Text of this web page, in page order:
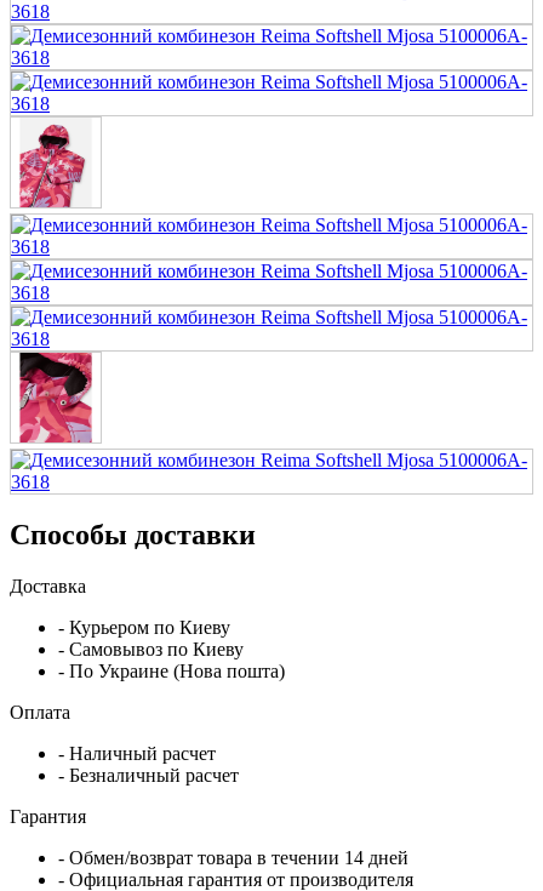
Способы доставки
Доставка
- Курьером по Киеву
- Самовывоз по Киеву
- По Украине (Нова пошта)
Оплата
- Наличный расчет
- Безналичный расчет
Гарантия
- Обмен/возврат товара в течении 14 дней
- Официальная гарантия от производителя